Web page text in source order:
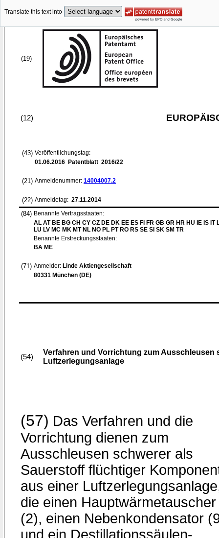
Translate this text into
(19)
(12)
(43) Veröffentlichungstag:
01.06.2016 Patentblatt 2016/22
(21) Anmeldenummer: 14004007.2
(22) Anmeldetag: 27.11.2014
(84) Benannte Vertragsstaaten:
AL AT BE BG CH CY CZ DE DK EE ES FI FR GB GR HR HU IE IS IT
LU LV MC MK MT NL NO PL PT RO RS SE SI SK SM TR
Benannte Erstreckungsstaaten:
BA ME
(71) Anmelder: Linde Aktiengesellschaft
80331 München (DE)
(54)
Verfahren und Vorrichtung zum
Luftzerlegungsanlage
(57) Das Verfahren und die
Vorrichtung dienen zum
Ausschleusen schwerer als
Sauerstoff flüchtiger
aus einer
die einen Hauptwärmetauscher
(2), einen Nebenkondensator
und ein Destillationssäulen-